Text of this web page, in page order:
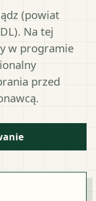
(powiat
Na tej
w programie
przed